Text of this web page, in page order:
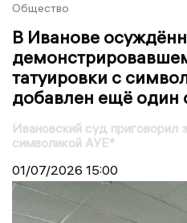
Общество
В Иванове
татуировки с
добавлен ещё один
Ивановский суд приговорил
символикой АУЕ*
01/07/2026 15:00